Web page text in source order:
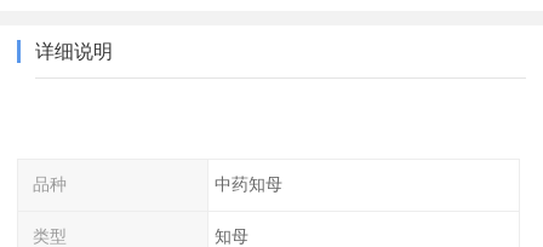
详细说明
品种 中药知母
类型 知母